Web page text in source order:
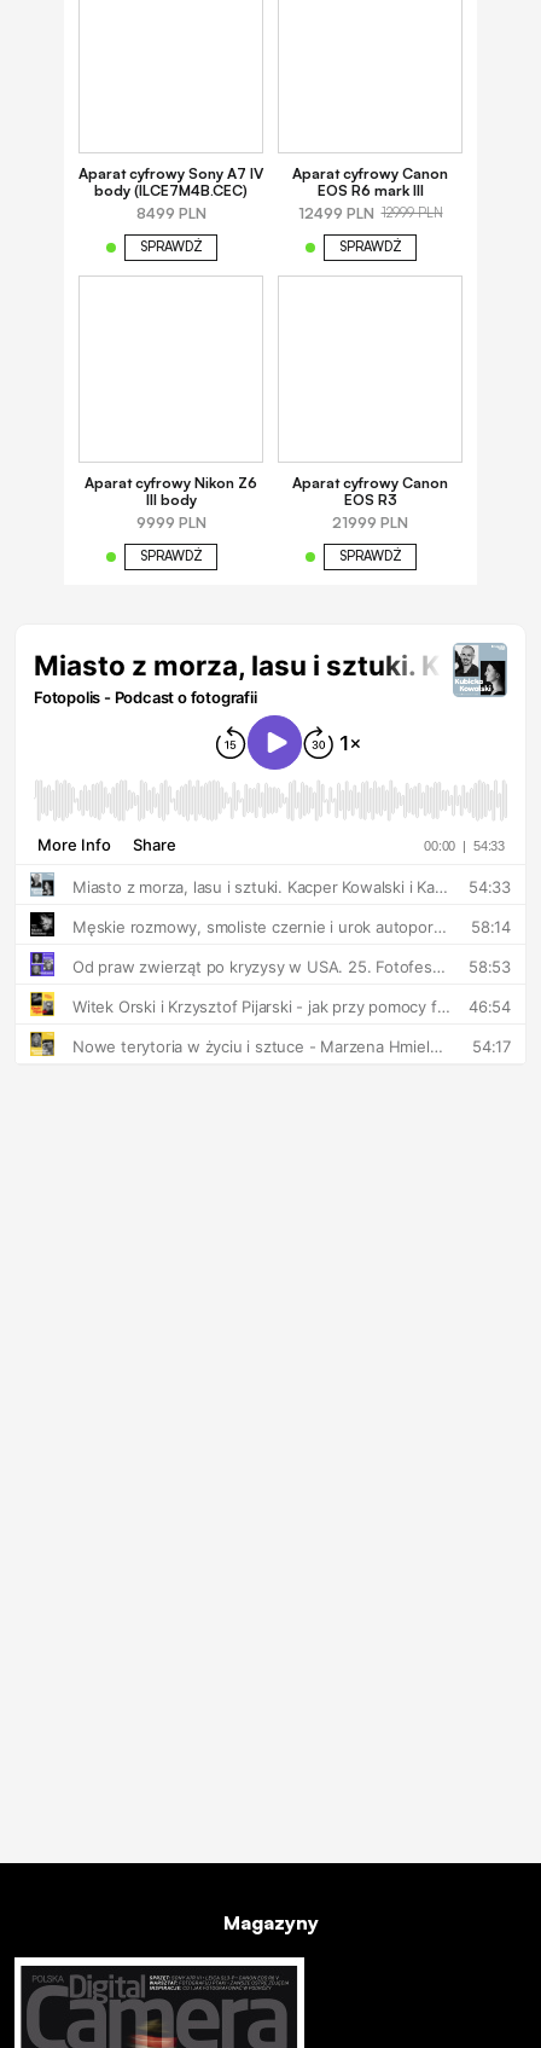
Aparat cyfrowy Sony A7 IV
body (ILCE7M4B.CEC)
8499 PLN
SPRAWDŹ
Aparat cyfrowy Canon
EOS R6 mark III
12499 PLN 12999 PLN
SPRAWDŹ
Aparat cyfrowy Nikon Z6
III body
9999 PLN
SPRAWDŹ
Aparat cyfrowy Canon
EOS R3
21999 PLN
SPRAWDŹ
Magazyny